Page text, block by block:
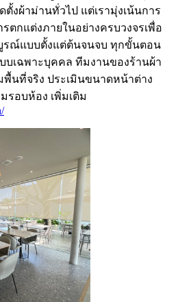
งผ้าม่านทั่วไป แต่เรามุ่งเน้นการ
ตกแต่งภายในอย่างครบวงจรเพื่อ
รณ์แบบตั้งแต่ต้นจนจบ ทุกขั้นตอน
บเฉพาะบุคคล ทีมงานของร้านผ้า
พื้นที่จริง ประเมินขนาดหน้าต่าง
รอบห้อง เพิ่มเติม